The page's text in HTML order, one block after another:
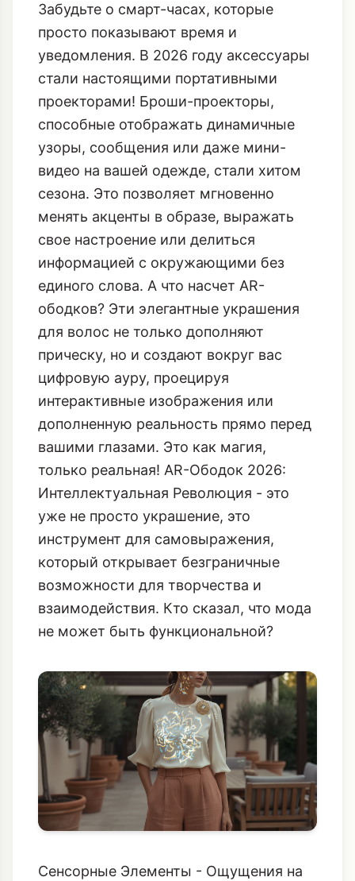
Забудьте о смарт-часах, которые
просто показывают время и
уведомления. В 2026 году аксессуары
стали настоящими портативными
проекторами! Броши-проекторы,
способные отображать динамичные
узоры, сообщения или даже мини-
видео на вашей одежде, стали хитом
сезона. Это позволяет мгновенно
менять акценты в образе, выражать
свое настроение или делиться
информацией с окружающими без
единого слова. А что насчет AR-
ободков? Эти элегантные украшения
для волос не только дополняют
прическу, но и создают вокруг вас
цифровую ауру, проецируя
интерактивные изображения или
дополненную реальность прямо перед
вашими глазами. Это как магия,
только реальная! AR-Ободок 2026:
Интеллектуальная Революция - это
уже не просто украшение, это
инструмент для самовыражения,
который открывает безграничные
возможности для творчества и
взаимодействия. Кто сказал, что мода
не может быть функциональной?
Сенсорные Элементы - Ощущения на